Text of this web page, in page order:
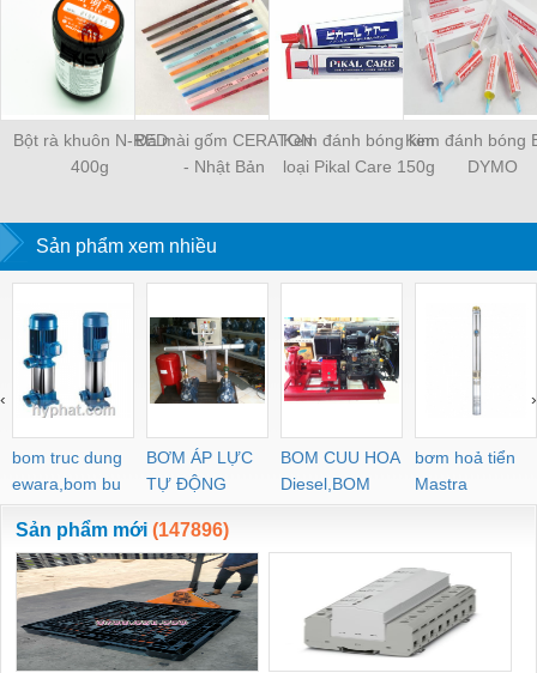
Bột rà khuôn N-RED
400g
Đá mài gốm CERATON
- Nhật Bản
Kem đánh bóng kim
loại Pikal Care 150g
Kem đánh bóng
DYMO
Sản phẩm xem nhiều
bom truc dung
ewara,bom bu
ewara
BƠM ÁP LỰC
TỰ ĐỘNG
BOM CUU HOA
Diesel,BOM
CHUA CHAY
bơm hoả tiển
Mastra
‹ ›
Sản phẩm mới (147896)